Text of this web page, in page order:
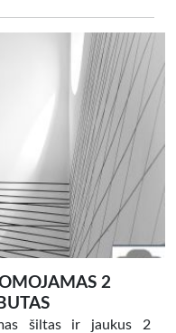
2
šiltas ir jaukus 2